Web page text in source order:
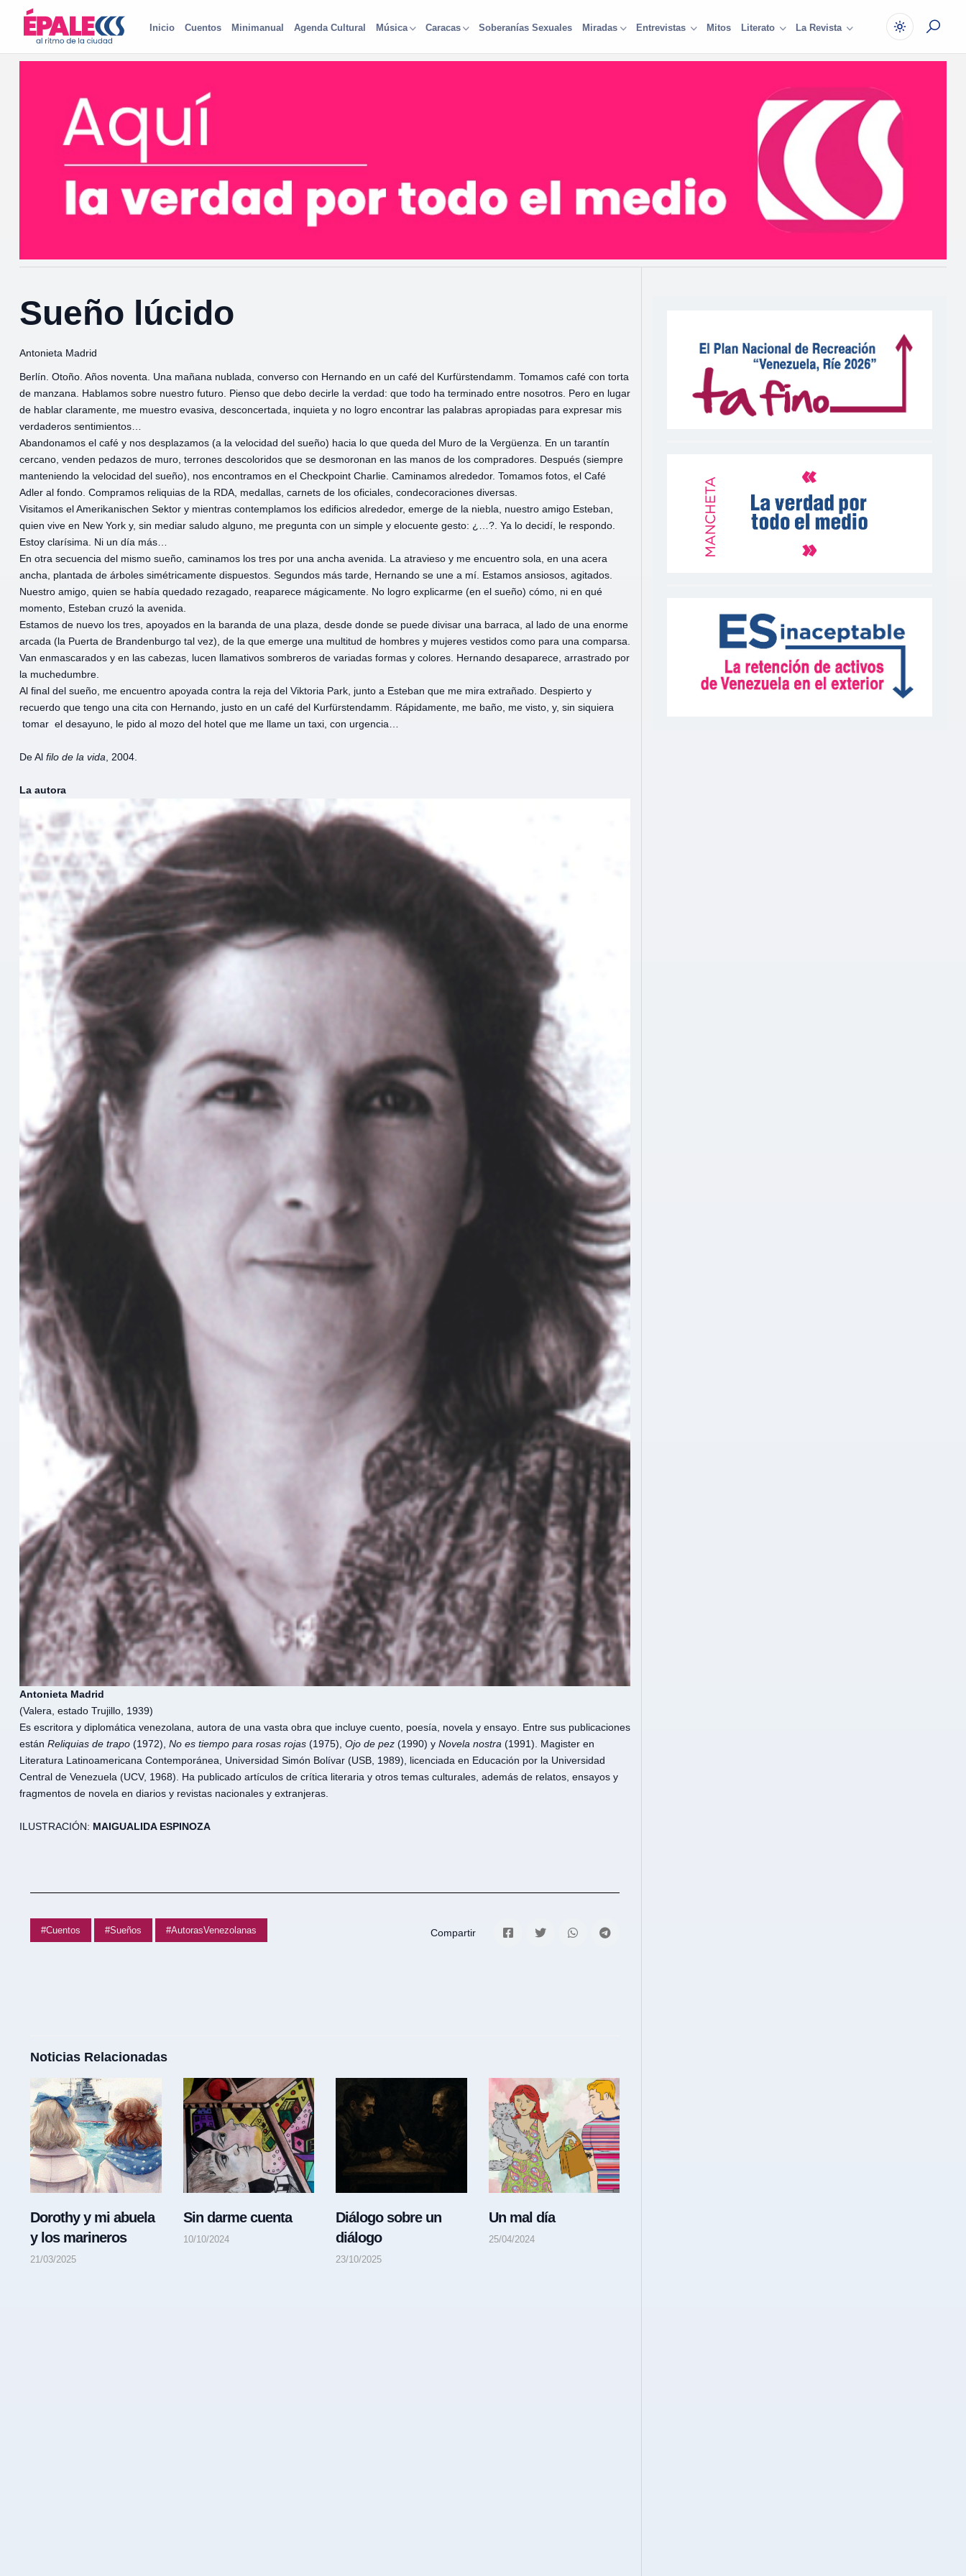
Inicio Cuentos Minimanual Agenda Cultural Música Caracas Soberanías Sexuales Miradas Entrevistas Mitos Literato La Revista
Sueño lúcido
Antonieta Madrid
Berlín. Otoño. Años noventa. Una mañana nublada, converso con Hernando en un café del Kurfürstendamm. Tomamos café con torta
de manzana. Hablamos sobre nuestro futuro. Pienso que debo decirle la verdad: que todo ha terminado entre nosotros. Pero en lugar
de hablar claramente, me muestro evasiva, desconcertada, inquieta y no logro encontrar las palabras apropiadas para expresar mis
verdaderos sentimientos…
Abandonamos el café y nos desplazamos (a la velocidad del sueño) hacia lo que queda del Muro de la Vergüenza. En un tarantín
cercano, venden pedazos de muro, terrones descoloridos que se desmoronan en las manos de los compradores. Después (siempre
manteniendo la velocidad del sueño), nos encontramos en el Checkpoint Charlie. Caminamos alrededor. Tomamos fotos, el Café
Adler al fondo. Compramos reliquias de la RDA, medallas, carnets de los oficiales, condecoraciones diversas.
Visitamos el Amerikanischen Sektor y mientras contemplamos los edificios alrededor, emerge de la niebla, nuestro amigo Esteban,
quien vive en New York y, sin mediar saludo alguno, me pregunta con un simple y elocuente gesto: ¿…?. Ya lo decidí, le respondo.
Estoy clarísima. Ni un día más…
En otra secuencia del mismo sueño, caminamos los tres por una ancha avenida. La atravieso y me encuentro sola, en una acera
ancha, plantada de árboles simétricamente dispuestos. Segundos más tarde, Hernando se une a mí. Estamos ansiosos, agitados.
Nuestro amigo, quien se había quedado rezagado, reaparece mágicamente. No logro explicarme (en el sueño) cómo, ni en qué
momento, Esteban cruzó la avenida.
Estamos de nuevo los tres, apoyados en la baranda de una plaza, desde donde se puede divisar una barraca, al lado de una enorme
arcada (la Puerta de Brandenburgo tal vez), de la que emerge una multitud de hombres y mujeres vestidos como para una comparsa.
Van enmascarados y en las cabezas, lucen llamativos sombreros de variadas formas y colores. Hernando desaparece, arrastrado por
la muchedumbre.
Al final del sueño, me encuentro apoyada contra la reja del Viktoria Park, junto a Esteban que me mira extrañado. Despierto y
recuerdo que tengo una cita con Hernando, justo en un café del Kurfürstendamm. Rápidamente, me baño, me visto, y, sin siquiera
tomar el desayuno, le pido al mozo del hotel que me llame un taxi, con urgencia…
De Al filo de la vida , 2004.
La autora
Antonieta Madrid
(Valera, estado Trujillo, 1939)
Es escritora y diplomática venezolana, autora de una vasta obra que incluye cuento, poesía, novela y ensayo. Entre sus publicaciones
están Reliquias de trapo (1972), No es tiempo para rosas rojas (1975), Ojo de pez (1990) y Novela nostra (1991). Magister en
Literatura Latinoamericana Contemporánea, Universidad Simón Bolívar (USB, 1989), licenciada en Educación por la Universidad
Central de Venezuela (UCV, 1968). Ha publicado artículos de crítica literaria y otros temas culturales, además de relatos, ensayos y
fragmentos de novela en diarios y revistas nacionales y extranjeras.
ILUSTRACIÓN: MAIGUALIDA ESPINOZA
#Cuentos #Sueños #AutorasVenezolanas Compartir
Noticias Relacionadas
Dorothy y mi abuela
y los marineros
21/03/2025
Sin darme cuenta
10/10/2024
Diálogo sobre un
diálogo
23/10/2025
Un mal día
25/04/2024